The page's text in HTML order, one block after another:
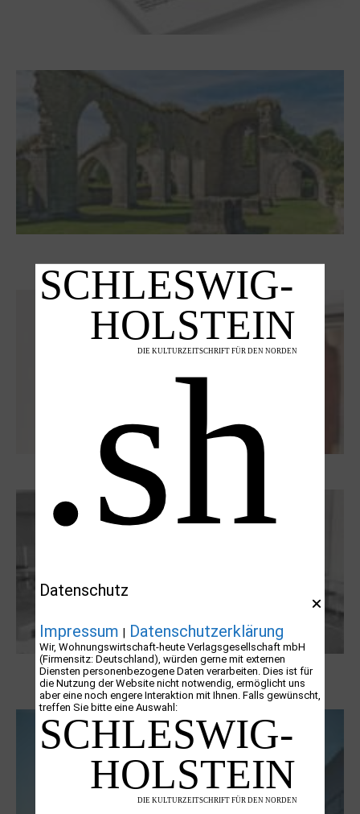
Zisterzienserorden im Ostseeraum
Dieter Pape. Ein Leben für die Kunst
Boy Lornsen zum 30. Todestag. Von
Steinen, Büchern und Himbeersaft
Datenschutz
Impressum Datenschutzerklärung
Wir, Wohnungswirtschaft-heute Verlagsgesellschaft mbH
(Firmensitz: Deutschland), würden gerne mit externen
Diensten personenbezogene Daten verarbeiten. Dies ist für
die Nutzung der Website nicht notwendig, ermöglicht uns
aber eine noch engere Interaktion mit Ihnen. Falls gewünscht,
treffen Sie bitte eine Auswahl: